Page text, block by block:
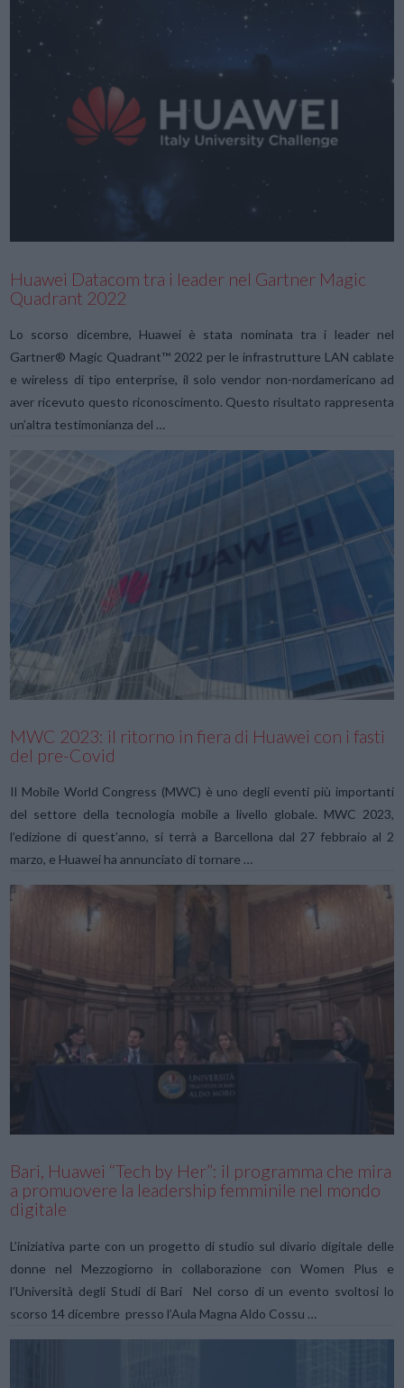
Huawei Datacom tra i leader nel Gartner Magic
Quadrant 2022
Lo scorso dicembre, Huawei è stata nominata tra i leader nel
Gartner® Magic Quadrant™ 2022 per le infrastrutture LAN cablate
e wireless di tipo enterprise, il solo vendor non-nordamericano ad
aver ricevuto questo riconoscimento. Questo risultato rappresenta
un’altra testimonianza del …
VIEW POST
MWC 2023: il ritorno in fiera di Huawei con i fasti
del pre-Covid
Il Mobile World Congress (MWC) è uno degli eventi più importanti
del settore della tecnologia mobile a livello globale. MWC 2023,
l’edizione di quest’anno, si terrà a Barcellona dal 27 febbraio al 2
marzo, e Huawei ha annunciato di tornare …
Bari, Huawei “Tech by Her”: il programma che mira
a promuovere la leadership femminile nel mondo
digitale
L’iniziativa parte con un progetto di studio sul divario digitale delle
donne nel Mezzogiorno in collaborazione con Women Plus e
l’Università degli Studi di Bari Nel corso di un evento svoltosi lo
scorso 14 dicembre presso l’Aula Magna Aldo Cossu …